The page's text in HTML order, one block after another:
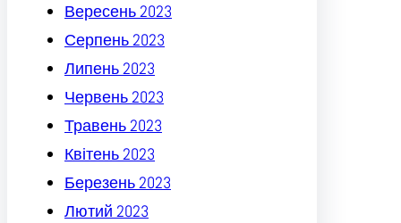
Вересень 2023
Серпень 2023
Липень 2023
Червень 2023
Травень 2023
Квітень 2023
Березень 2023
Лютий 2023